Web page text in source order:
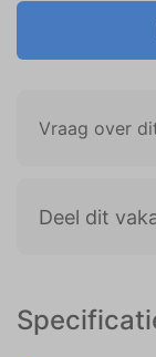
Vraag over
Deel dit
voor de